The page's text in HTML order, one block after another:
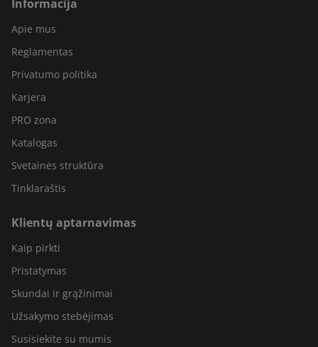
Informacija
Apie mus
Reglamentas
Privatumo politika
Karjera
PRO zona
Katalogas
Svetainės struktūra
Tinklaraštis
Klientų aptarnavimas
Kaip pirkti
Pristatymas
Skundai ir grąžinimai
Užsakymo stebėjimas
Susisiekite su mumis